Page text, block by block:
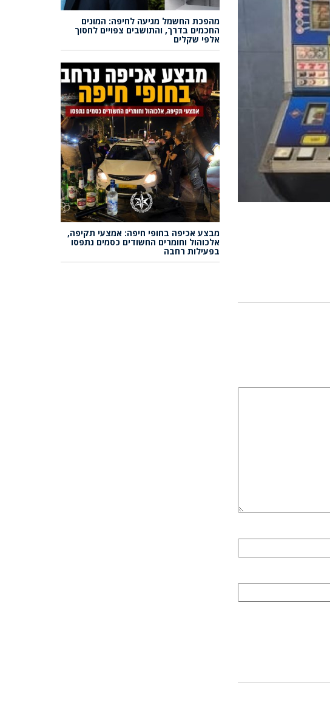
מהפכת החשמל מגיעה לחיפה: המונים
החכמים בדרך, והתושבים צפויים לחסוך
אלפי שקלים
מבצע אכיפה בחופי חיפה: אמצעי תקיפה,
אלכוהול וחומרים החשודים כסמים נתפסו
בפעילות רחבה